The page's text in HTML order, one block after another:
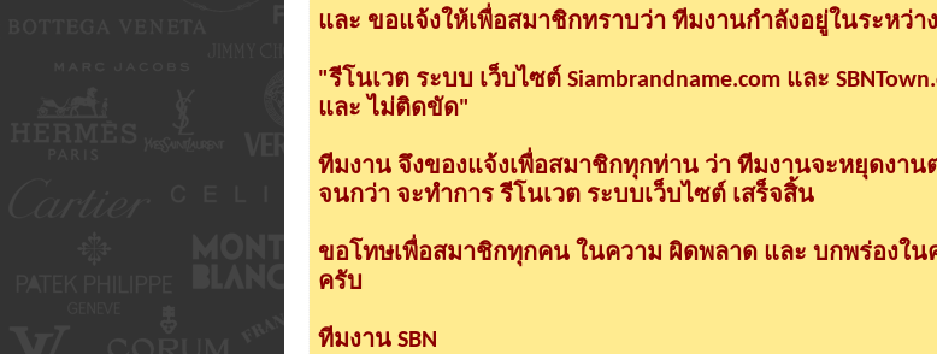
และ ขอแจ้งให้เพื่อสมาชิกทราบว่า ทีมงานกำลังอยู่ในระหว่า
"รีโนเวต ระบบ เว็บไซต์ Siambrandname.com และ
และ ไม่ติดขัด"
ทีมงาน จึงของแจ้งเพื่อสมาชิกทุกท่าน ว่า ทีมงานจะหยุดงานต
จนกว่า จะทำการ รีโนเวต ระบบเว็บไซต์ เสร็จสิ้น
ขอโทษเพื่อสมาชิกทุกคน ในความ ผิดพลาด และ บกพร่องใ
ครับ
ทีมงาน SBN